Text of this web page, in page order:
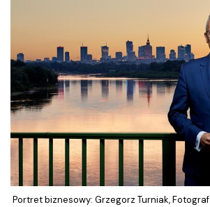
Portret biznesowy: Grzegorz Turniak,